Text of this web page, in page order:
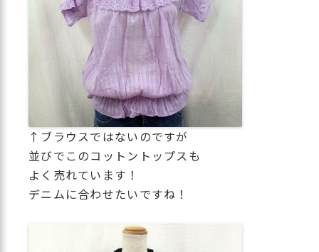
↑ブラウスではないのですが
並びでこのコットントップスも
よく売れています！
デニムに合わせたいですね！